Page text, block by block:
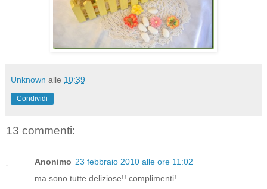
Unknown alle 10:39
Condividi
13 commenti:
Anonimo 23 febbraio 2010 alle ore 11:02
ma sono tutte deliziose!! complimenti!